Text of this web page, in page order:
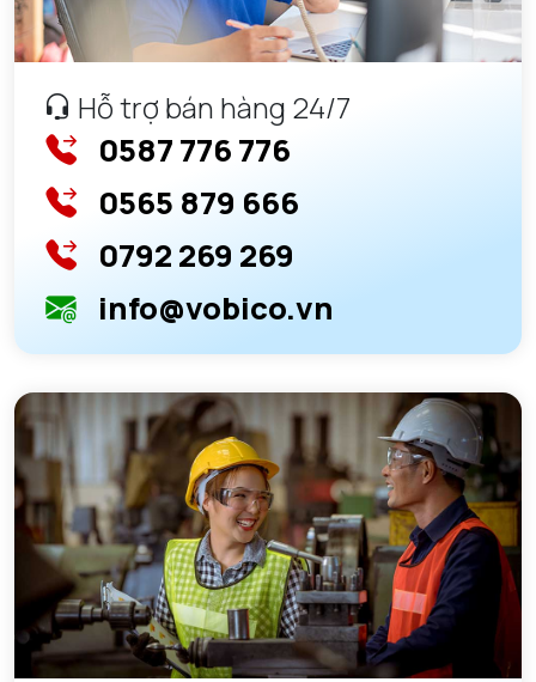
Hỗ trợ bán hàng 24/7
0587 776 776
0565 879 666
0792 269 269
info@vobico.vn